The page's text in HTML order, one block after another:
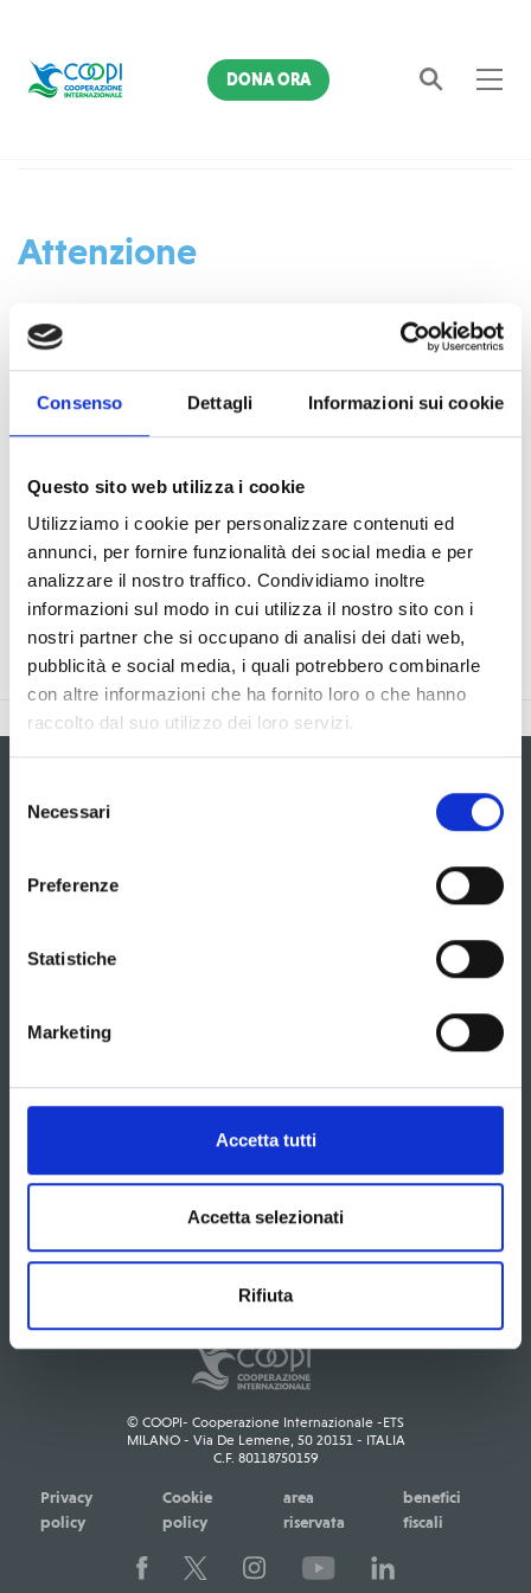
Consenso Dettagli Informazioni sui cookie
Questo sito web utilizza i cookie
Utilizziamo i cookie per personalizzare contenuti ed
annunci, per fornire funzionalità dei social media e per
analizzare il nostro traffico. Condividiamo inoltre
informazioni sul modo in cui utilizza il nostro sito con i
nostri partner che si occupano di analisi dei dati web,
pubblicità e social media, i quali potrebbero combinarle
con altre informazioni che ha fornito loro o che hanno
raccolto dal suo utilizzo dei loro servizi.
delNecessari
Preferenze
Statistiche
Marketing
Accetta tutti
Accetta selezionati
Rifiuta
DONA ORA
Attenzione
L'indirizzo richiesto non è disponibile sul server.
Se non è stato commesso un errore di digitazione,
probabilmente avete memorizzato in una precedente visita
Abbiamo rilevato questo errore e risolveremo quanto prima
il problema in caso si tratti di pagina non raggiungibile.
Contatti Sedi Gare d'appalto Documenti Area stampa
Naviga per paese
© COOPI- Cooperazione Internazionale -ETS
MILANO - Via De Lemene, 50 20151 - ITALIA
C.F. 80118750159
Privacy
policy
Cookie
policy
area
riservata
benefici
fiscali